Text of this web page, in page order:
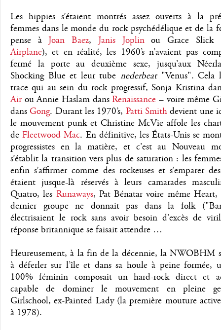
Les hippies s’étaient montrés assez ouverts à la
femmes dans le monde du rock psychédélique et de la
pense àJoan Baez, Janis Joplinou Grace Slick
Airplane), et en réalité, les 1960’s n’avaient pas
fermé la porte au deuxième sexe, jusqu’aux
Shocking Blue et leur tubenederbeat"Venus". Cela
trace qui au sein du rock progressif, Sonja Kristina
Airou Annie Haslam dansRenaissance – voire même
dans Gong. Durant les 1970’s, Patti Smith devient une
le mouvement punk et Christine McVie affole les
deFleetwood Mac. En définitive, les États-Unis se
progressistes en la matière, et c’est au Nouveau
s’établit la transition vers plus de saturation : les
enfin s’affirmer comme des rockeuses et s’emparer
étaient jusque-là réservés à leurs camarades
Quatro, les Runaways, Pat Bénatar voire même Heart,
dernier groupe ne donnait pas dans la folk
électrisaient le rock sans avoir besoin d’excès de
réponse britannique se faisait attendre …
Heureusement, à la fin de la décennie, la NWOBHM
à déferler sur l’île et dans sa houle à peine formée,
100% féminin composait un hard-rock direct et
capable de dominer le mouvement en pleine
Girlschool, ex-Painted Lady (la première mouture
à 1978).